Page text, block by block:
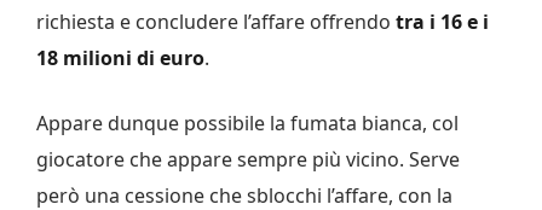
richiesta e concludere l’affare offrendo tra i 16 e i
18 milioni di euro.
Appare dunque possibile la fumata bianca, col
giocatore che appare sempre più vicino. Serve
però una cessione che sblocchi l’affare, con la